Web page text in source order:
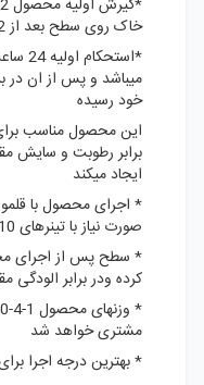
خاک روی سطح بعد از 2 ساعت نگران نباشید
میباشد و پس از ان در
خود رسیده
این محصول مناسب
برابر رطوبت و سایش
ایجاد میکند
* اجرای محصول با
صورت نیاز با تینرهای 10 و 20 هزار قابلیت رقیق شدن را دارد
* سطح پس از اجرای
کرده ودر برابر الودگی
مشتری خواهد شد
* بهترین درجه اجرا برای محصول